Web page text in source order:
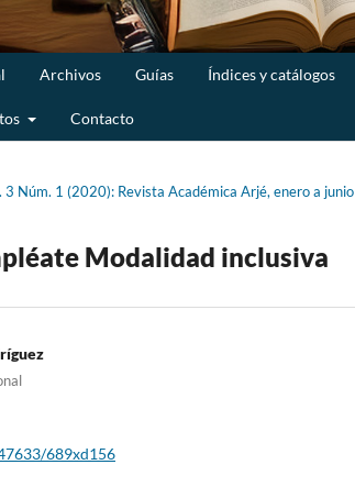
Archivos Guías Índices y catálogos
Contacto
3 Núm. 1 (2020): Revista Académica Arjé, enero a junio
Modalidad inclusiva
689xd156